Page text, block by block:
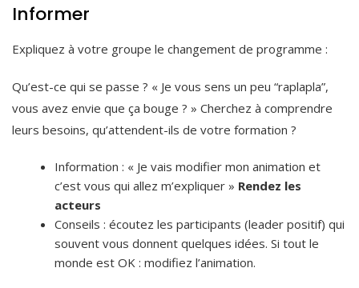
Informer
Expliquez à votre groupe le changement de programme :
Qu’est-ce qui se passe ? « Je vous sens un peu “raplapla”,
vous avez envie que ça bouge ? » Cherchez à comprendre
leurs besoins, qu’attendent-ils de votre formation ?
Information : « Je vais modifier mon animation et
c’est vous qui allez m’expliquer » Rendez les
acteurs
Conseils : écoutez les participants (leader positif) qui
souvent vous donnent quelques idées. Si tout le
monde est OK : modifiez l’animation.